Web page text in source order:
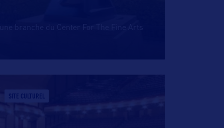
branche du Center For The Fine Arts
SITE CULTUREL